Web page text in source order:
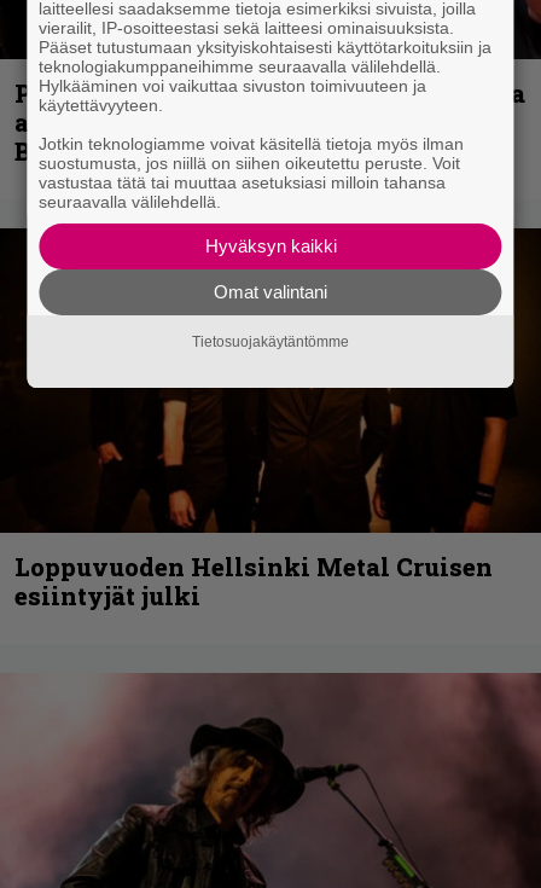
Paul Di’Anno on Iron Maidenin laulajista
ainoa todellinen legenda, sanoo Blaze
Bayley
Loppuvuoden Hellsinki Metal Cruisen
esiintyjät julki
laitteellesi saadaksemme tietoja esimerkiksi sivuista, joilla
vierailit, IP-osoitteestasi sekä laitteesi ominaisuuksista.
Pääset tutustumaan yksityiskohtaisesti käyttötarkoituksiin ja
teknologiakumppaneihimme seuraavalla välilehdellä.
Hylkääminen voi vaikuttaa sivuston toimivuuteen ja
käytettävyyteen.
Jotkin teknologiamme voivat käsitellä tietoja myös ilman
suostumusta, jos niillä on siihen oikeutettu peruste. Voit
vastustaa tätä tai muuttaa asetuksiasi milloin tahansa
seuraavalla välilehdellä.
Hyväksyn kaikki
Omat valintani
Tietosuojakäytäntömme